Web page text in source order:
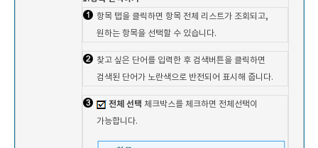
항목 탭을 클릭하면 항목 전체 리스트가 조회되고,
원하는 항목을 선택할 수 있습니다.
찾고 싶은 단어를 입력한 후 검색버튼을 클릭하면
검색된 단어가 노란색으로 반전되어 표시해 줍니다.
전체 선택 체크박스를 체크하면 전체선택이
가능합니다.